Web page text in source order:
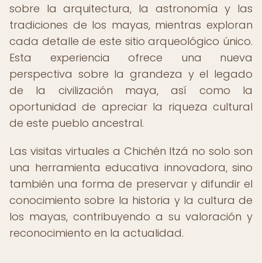
sobre la arquitectura, la astronomía y las
tradiciones de los mayas, mientras exploran
cada detalle de este sitio arqueológico único.
Esta experiencia ofrece una nueva
perspectiva sobre la grandeza y el legado
de la civilización maya, así como la
oportunidad de apreciar la riqueza cultural
de este pueblo ancestral.
Las visitas virtuales a Chichén Itzá no solo son
una herramienta educativa innovadora, sino
también una forma de preservar y difundir el
conocimiento sobre la historia y la cultura de
los mayas, contribuyendo a su valoración y
reconocimiento en la actualidad.